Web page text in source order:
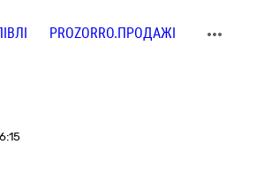
PROZORRO.ПРОДАЖІ